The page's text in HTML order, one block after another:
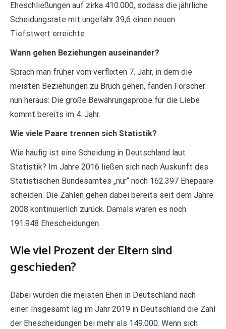
Eheschließungen auf zirka 410.000, sodass die jährliche
Scheidungsrate mit ungefähr 39,6 einen neuen
Tiefstwert erreichte.
Wann gehen Beziehungen auseinander?
Sprach man früher vom verflixten 7. Jahr, in dem die
meisten Beziehungen zu Bruch gehen, fanden Forscher
nun heraus: Die große Bewährungsprobe für die Liebe
kommt bereits im 4. Jahr.
Wie viele Paare trennen sich Statistik?
Wie häufig ist eine Scheidung in Deutschland laut
Statistik? Im Jahre 2016 ließen sich nach Auskunft des
Statistischen Bundesamtes „nur“ noch 162.397 Ehepaare
scheiden. Die Zahlen gehen dabei bereits seit dem Jahre
2008 kontinuierlich zurück. Damals waren es noch
191.948 Ehescheidungen.
Wie viel Prozent der Eltern sind
geschieden?
Dabei wurden die meisten Ehen in Deutschland nach
einer. Insgesamt lag im Jahr 2019 in Deutschland die Zahl
der Ehescheidungen bei mehr als 149.000. Wenn sich